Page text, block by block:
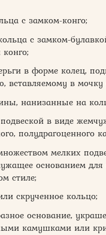
с замком-конго;
с замком-
в форме колец,
вставляемому в мочку
нанизанные на
подвеской в виде
полудрагоценного
мелких
основанием для
стиле;
скрученное кольцо;
основание,
камушками или